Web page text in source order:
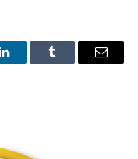
LinkedInTumblr
E-